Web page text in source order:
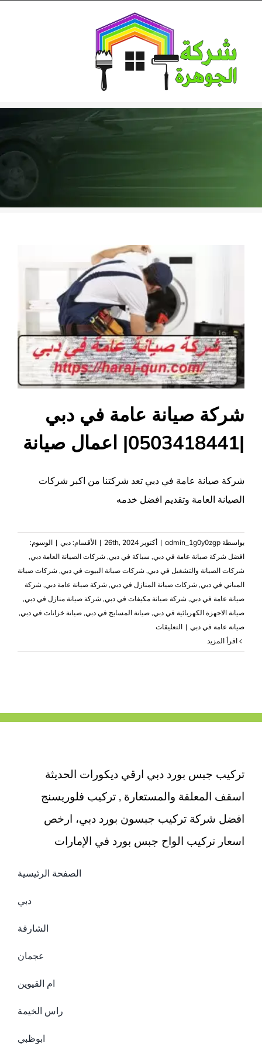
content
شركة صيانة عامة في دبي
|0503418441| اعمال صيانة
شركة صيانة عامة في دبي تعد شركتنا من اكبر شركات
الصيانة العامة وتقديم افضل خدمه
بواسطة admin_1g0y0zgp
| أكتوبر 26th, 2024 | الأقسام: دبي | الوسوم:
افضل شركة صيانة عامة في دبي, سباكة في دبي, شركات الصيانة العامة دبي,
شركات الصيانة والتشغيل في دبي, شركات صيانة البيوت في دبي, شركات صيانة
المباني في دبي, شركات صيانة المنازل في دبي, شركة صيانة عامة دبي, شركة
صيانة عامة في دبي, شركة صيانة مكيفات في دبي, شركة صيانة منازل في دبي,
صيانة الاجهزة الكهربائية في دبي, صيانة المسابح في دبي, صيانة خزانات في دبي,
صيانة عامة في دبي | التعليقاتعلى
صيانة
اعمال
تركيب جبس بورد دبي ارقي ديكورات الحديثة
اسقف المعلقة والمستعارة , تركيب فلوريسنج
افضل شركة تركيب جبسون بورد دبي، ارخص
اسعار تركيب الواح جبس بورد في الإمارات
الصفحة الرئيسية
دبي
الشارقة
عجمان
ام القيوين
راس الخيمة
ابوظبي